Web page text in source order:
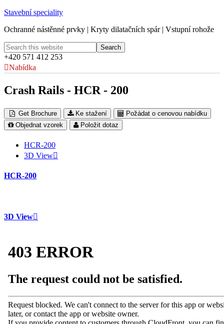
Stavební speciality
Ochranné nástěnné prvky | Kryty dilatačních spár | Vstupní rohože
+420 571 412 253
Nabídka
Crash Rails - HCR - 200
Get Brochure Ke stažení
Požádat o cenovou nabídku
Objednat vzorek
Položit dotaz
HCR-200
3D View
HCR-200
3D View